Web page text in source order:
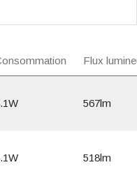
Flux
567lm
518lm